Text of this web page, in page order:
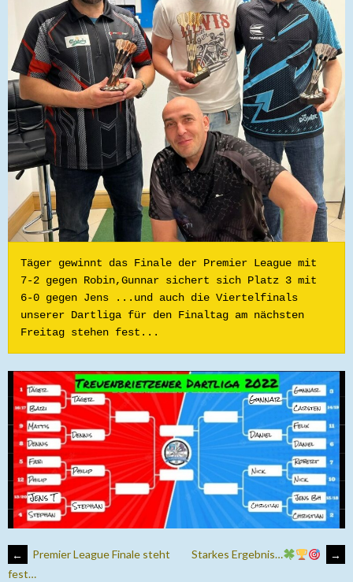
Täger gewinnt das Finale der Premier League mit
7-2 gegen Robin,Gunnar sichert sich Platz 3 mit
6-0 gegen Jens ...und auch die Viertelfinals
unserer Dartliga für den Finaltag am nächsten
Freitag stehen fest...
ARTIKEL-
←
Premier League Finale steht
fest…
Starkes Ergebnis… →